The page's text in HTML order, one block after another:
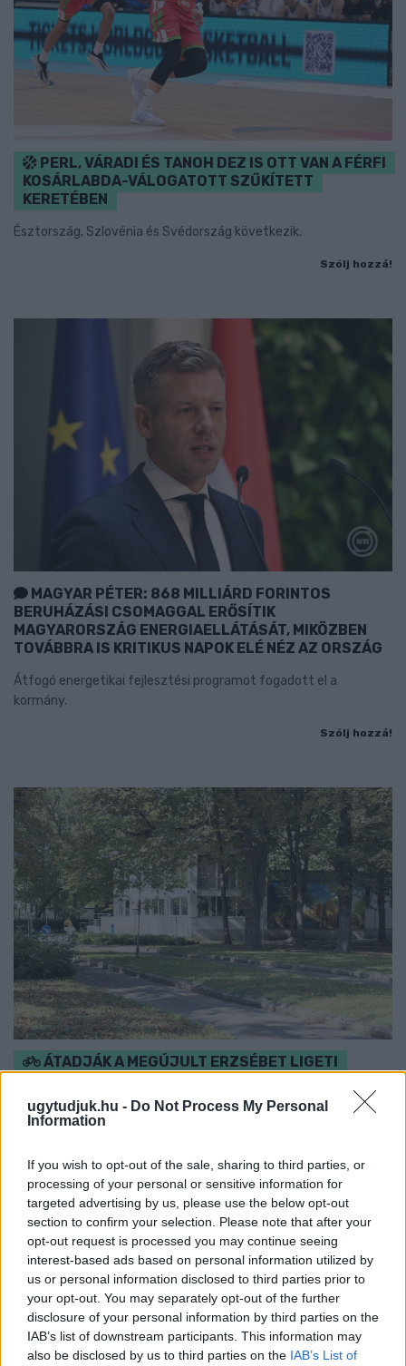
ugytudjuk.hu - Do Not Process My Personal
Information
If you wish to opt-out of the sale, sharing to third parties, or
processing of your personal or sensitive information for
targeted advertising by us, please use the below opt-out
section to confirm your selection. Please note that after your
opt-out request is processed you may continue seeing
interest-based ads based on personal information utilized by
us or personal information disclosed to third parties prior to
your opt-out. You may separately opt-out of the further
disclosure of your personal information by third parties on the
IAB’s list of downstream participants. This information may
also be disclosed by us to third parties on the IAB’s List of
PERL, VÁRADI ÉS TANOH DEZ IS OTT VAN A FÉRFI
KOSÁRLABDA-VÁLOGATOTT SZŰKÍTETT
KERETÉBEN
Észtország, Szlovénia és Svédország következik.
Szólj hozzá!
MAGYAR PÉTER: 868 MILLIÁRD FORINTOS
BERUHÁZÁSI CSOMAGGAL ERŐSÍTIK
MAGYARORSZÁG ENERGIAELLÁTÁSÁT, MIKÖZBEN
TOVÁBBRA IS KRITIKUS NAPOK ELÉ NÉZ AZ ORSZÁG
Átfogó energetikai fejlesztési programot fogadott el a
kormány.
Szólj hozzá!
ÁTADJÁK A MEGÚJULT ERZSÉBET LIGETI
PROGRAMOKKAL ÜNNEPLIK A FELÚJÍTÁST
Ügyességi versenyek, KRESZ-kvíz, ingyenes kerékpár- és e-
Szólj hozzá!